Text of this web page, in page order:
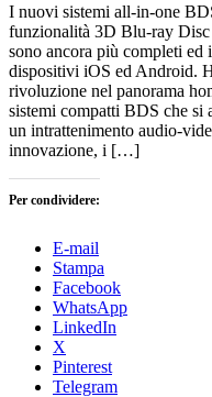
I nuovi sistemi all-in-one
funzionalità 3D Blu-ray Disc
sono ancora più completi
dispositivi iOS ed Android.
rivoluzione nel panorama
sistemi compatti BDS che si
un intrattenimento audio-
innovazione, i […]
Per condividere:
E-mail
Stampa
Facebook
WhatsApp
LinkedIn
X
Pinterest
Telegram